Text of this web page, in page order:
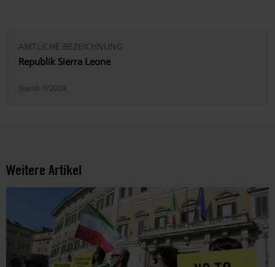
AMTLICHE BEZEICHNUNG
Republik Sierra Leone
Stand: 1/2024
Weitere Artikel